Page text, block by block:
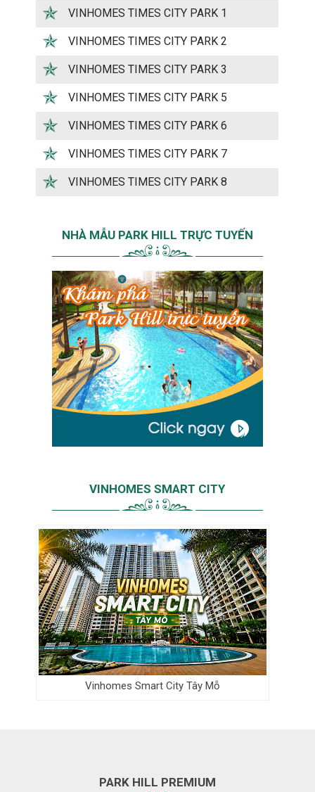
VINHOMES TIMES CITY PARK 1
VINHOMES TIMES CITY PARK 2
VINHOMES TIMES CITY PARK 3
VINHOMES TIMES CITY PARK 5
VINHOMES TIMES CITY PARK 6
VINHOMES TIMES CITY PARK 7
VINHOMES TIMES CITY PARK 8
NHÀ MẪU PARK HILL TRỰC TUYẾN
VINHOMES SMART CITY
Vinhomes Smart City Tây Mỗ
PARK HILL PREMIUM